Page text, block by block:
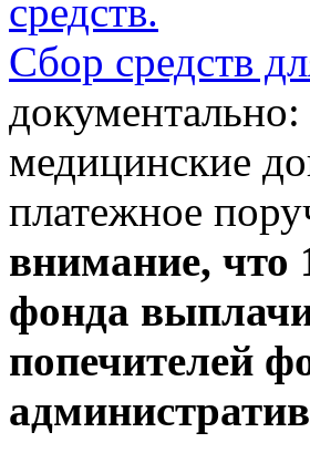
средств.
Сбор средств
медицинские
платежное
внимание, что
фонда
попечителей